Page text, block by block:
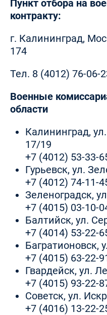
Пункт отбора на
контракту:
г. Калининград,
174
Тел. 8 (4012) 76-06-
Военные
области
Калининград,
17/19
+7 (4012) 53-33-
Гурьевск, ул.
+7 (4012) 74-11-
Зеленоградск,
+7 (4015) 03-10-
Балтийск, ул.
+7 (4014) 53-22-
Багратионовск,
+7 (4015) 63-22-
Гвардейск, ул.
+7 (4015) 93-22-
Советск, ул.
+7 (4016) 13-22-